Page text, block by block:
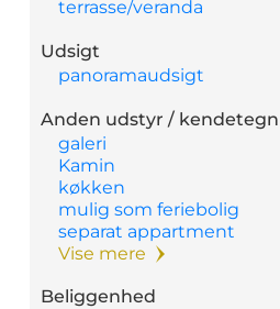
terrasse/veranda
Udsigt
panoramaudsigt
Anden udstyr / kendetegn
galeri
Kamin
køkken
mulig som feriebolig
separat appartment
Vise mere
Beliggenhed